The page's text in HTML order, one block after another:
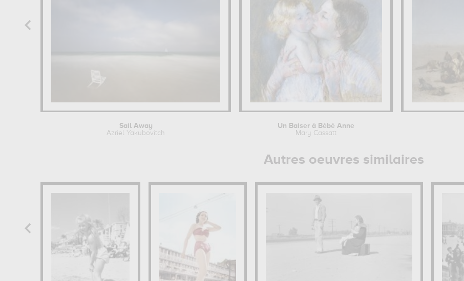
Sail Away
Azriel Yakubovitch
Un Baiser à Bébé Anne
Mary Cassatt
Autres oeuvres similaires